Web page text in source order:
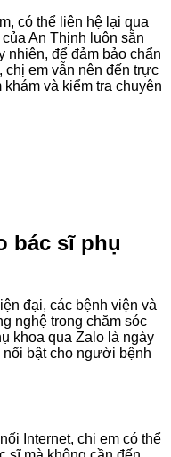
có thể liên hệ lại qua
An Thịnh luôn sẵn
nhiên, để đảm bảo chẩn
chị em vẫn nên đến trực
và kiểm tra chuyên
bác sĩ phụ
đại, các bệnh viện và
nghệ trong chăm sóc
khoa qua Zalo là ngày
bật cho người bệnh
Internet, chị em có thể